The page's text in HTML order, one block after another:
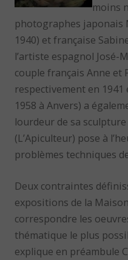
moins
photographes japonais
1940) et française
l’artiste espagnol José-
couple français Anne et
respectivement en 1941
1958 à Anvers) a
lourdeur de sa sculpture
(L’Apiculteur) pose à
problèmes techniques
Deux contraintes
expositions de la
correspondre les
thématique le plus
explique en préambule